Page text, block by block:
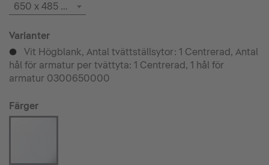
650 x 485 mm
Varianter
p
Vit Högblank, Antal tvättställsytor: 1 Centrerad, Antal
hål för armatur per tvättyta: 1 Centrerad, 1 hål för
armatur 0300650000
Färger